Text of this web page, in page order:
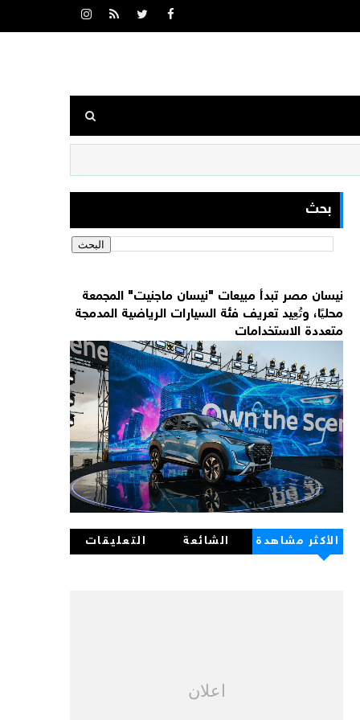
بحث
نيسان مصر تبدأ مبيعات "نيسان ماجنيت" المجمعة
محليًا، وتُعِيد تعريف فئة السيارات الرياضية المدمجة
متعددة الاستخدامات
الأكثر مشاهدة الشائعة التعليقات
اعلان